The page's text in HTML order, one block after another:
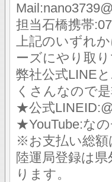
担当石橋携帯
上記のいずれ
ーズにやり取
弊社公式LINE
くさんなので
★公式
★YouTube:な
※お支払い総額
陸運局登録は
ります。